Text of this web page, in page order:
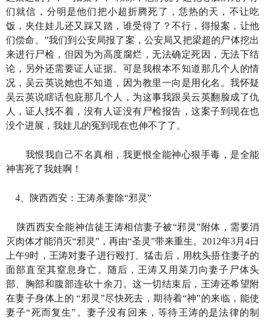
们就信，分明是他们把小超折腾死了，恁热的天，不让吃
饭，夹住娃儿还又踩又踏，谁受得了？不行，得报案，让他
们偿命。”我们到公安局报了案，公安局又把梁超的尸体挖出
来进行尸检，但因为为高度腐烂，无法确定死因，无法下结
论，另外还需要证人证据。可是我根本不知道那几个人的情
况，吴云英说她也不知道，因为教里一向是用化名。我怀疑
吴云英说瞎话包庇那几个人，为这事我跟吴云英翻脸成了仇
人，证人找不着，没有人证没有尸检报告，这案子到现在也
没个进展，我娃儿的冤到现在也伸不了了。
我恨我自己不名真相，我更恨全能神心狠手毒，是全能
神害死了我娃啊！
4、陕西西安：王涛杀妻除“邪灵”
陕西西安全能神信徒王涛相信妻子被“邪灵”附体，需要消
灭肉体才能消灭“邪灵”，再由“圣灵”带来重生。2012年3月4日
上午9时，王涛对妻子进行殴打、猛击后，用枕头捂住妻子的
面部直至其窒息身亡。随后，王涛又用菜刀向妻子尸体头
部、胸部和腹部连砍十余刀。这一切结束后，王涛还希望附
在妻子身体上的 “邪灵”尽快死去，期待着“神”的来临，能使
妻子“死而复生”。妻子没有回来，等待王涛的是法律的制